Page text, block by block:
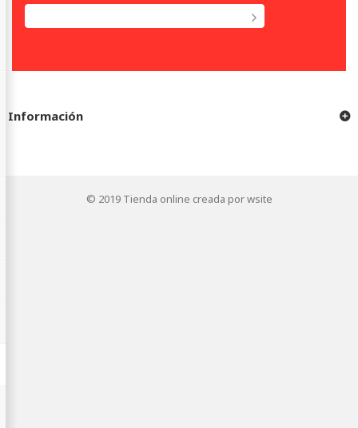
© 2019 Tienda online creada por wsite
Información